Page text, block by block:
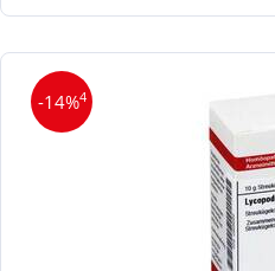
-14%4